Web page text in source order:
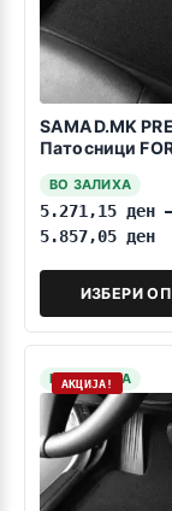
SAMAD.MK
Патосници
>Vtor+Tret Red
ВО ЗАЛИХА
5.271,15 ден
5.857,05 ден
ИЗБЕРИ
НА ЗАЛИХА
АКЦИЈА!